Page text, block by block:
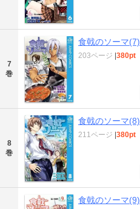
7
巻
食戟のソーマ(7)
203ページ 380pt
8
巻
食戟のソーマ(8)
211ページ 380pt
食戟のソーマ(9)